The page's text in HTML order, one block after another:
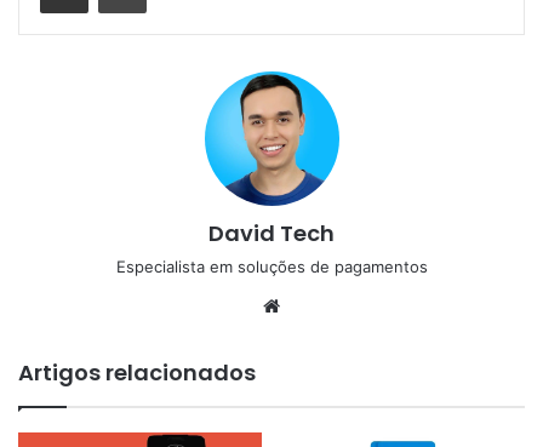
David Tech
Especialista em soluções de pagamentos
Artigos relacionados